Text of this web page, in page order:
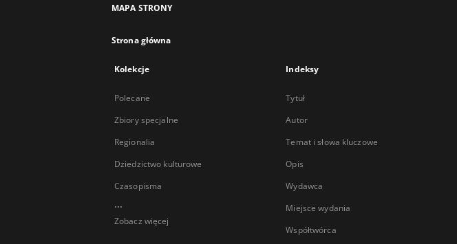
MAPA STRONY
Strona główna
Kolekcje
Polecane
Zbiory specjalne
Regionalia
Dziedzictwo kulturowe
Czasopisma
...
Zobacz więcej
Indeksy
Tytuł
Autor
Temat i słowa kluczowe
Opis
Wydawca
Miejsce wydania
Współtwórca